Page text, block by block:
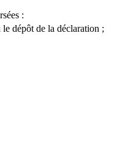
:
dépôt de la déclaration ;